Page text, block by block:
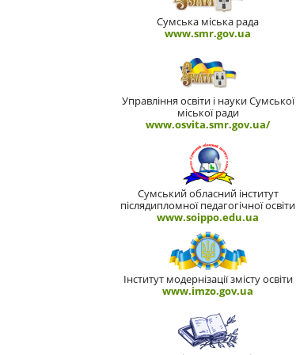
Сумська міська рада
www.smr.gov.ua
Управління освіти і науки Сумської
міської ради
www.osvita.smr.gov.ua/
Сумський обласний інститут
післядипломної педагогічної освіти
www.soippo.edu.ua
Інститут модернізації змісту освіти
www.imzo.gov.ua